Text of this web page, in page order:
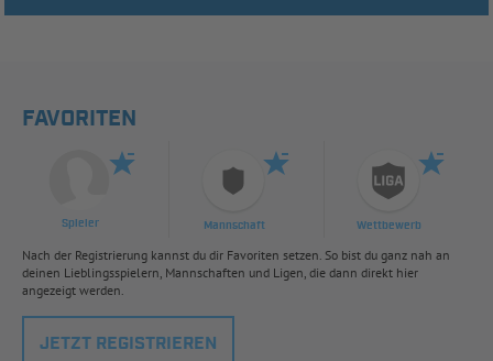
FAVORITEN
Spieler Mannschaft Wettbewerb
Nach der Registrierung kannst du dir Favoriten setzen. So bist du ganz nah an
deinen Lieblingsspielern, Mannschaften und Ligen, die dann direkt hier
angezeigt werden.
JETZT REGISTRIEREN